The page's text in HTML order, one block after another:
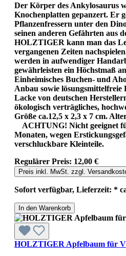
Der Körper des Ankylosaurus
Knochenplatten gepanzert. Er
Pflanzenfressern unter den
seinen anderen Gefährten aus
HOLZTIGER kann man das
vergangenen Zeiten
werden in aufwendiger
gewährleisten ein Höchstmaß
Einheimisches Buchen- und
Anbau sowie lösungsmittelfreie
Lacke von deutschen
ökologisch verträgliches,
Größe ca.12,5 x 2,3 x 7 cm.
ACHTUNG! Nicht geeignet
Monaten, wegen
verschluckbare Kleinteile.
Regulärer Preis: 12,00 €
Preis inkl. MwSt. zzgl.
Sofort verfügbar, Lieferzeit: *
In den Warenkorb
HOLZTIGER Apfelbaum für